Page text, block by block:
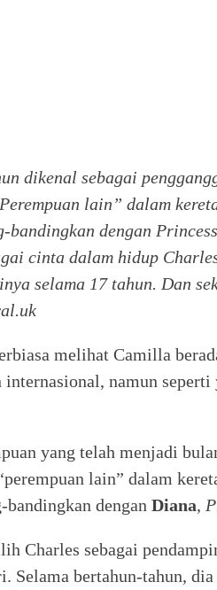
dikenal sebagai
lain” dalam
bandingkan dengan
cinta dalam hidup
selama 17 tahun. Dan
melihat Camilla
internasional, namun
yang telah menjadi
lain” dalam
dengan Diana,
Charles sebagai
Selama bertahun-tahun,